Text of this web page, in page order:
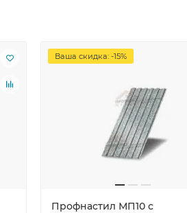
Ваша скидка: -15%
Профнастил МП10 с